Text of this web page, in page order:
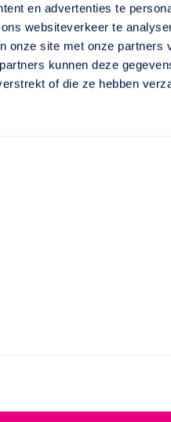
en advertenties te
websiteverkeer te
onze site met onze partners
kunnen deze
of die ze hebben